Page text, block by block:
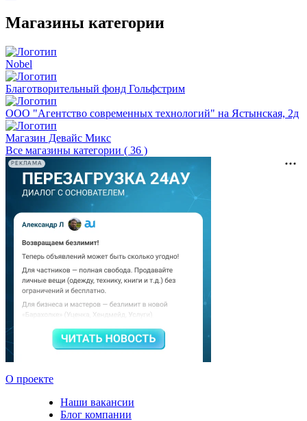
Магазины категории
Nobel
Благотворительный фонд Гольфстрим
ООО "Агентство современных технологий" на Ястынская, 2д
Магазин Девайс Микс
Все магазины категории ( 36 )
РЕКЛАМА
О проекте
Наши вакансии
Блог компании